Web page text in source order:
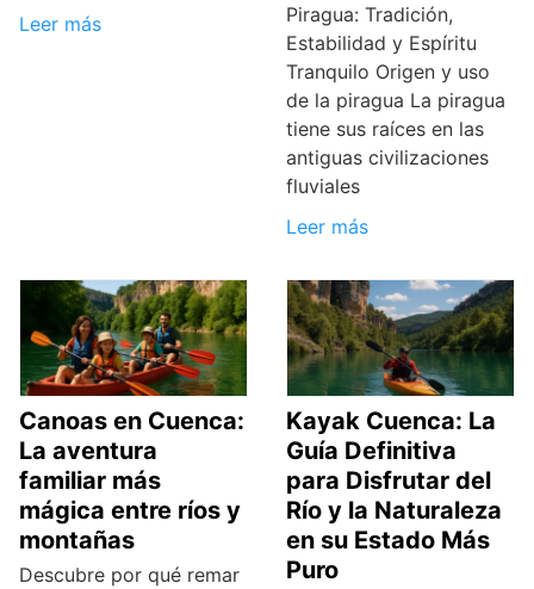
Leer más
Piragua: Tradición,
Estabilidad y Espíritu
Tranquilo Origen y uso
de la piragua La piragua
tiene sus raíces en las
antiguas civilizaciones
fluviales
Leer más
Canoas en Cuenca:
La aventura
familiar más
mágica entre ríos y
montañas
Descubre por qué remar
Kayak Cuenca: La
Guía Definitiva
para Disfrutar del
Río y la Naturaleza
en su Estado Más
Puro